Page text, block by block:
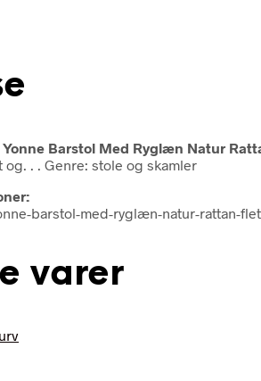
Barstol Med Ryglæn Natur
. . Genre: stole og skamler
barstol-med-ryglæn-natur-rattan-flet
varer